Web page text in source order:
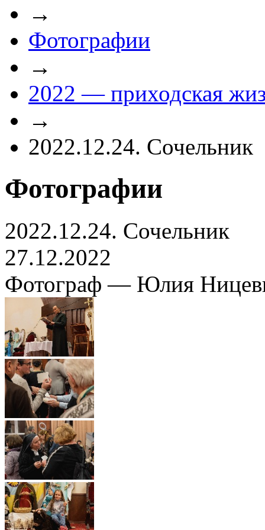
→
Фотографии
→
2022 — приходская
→
2022.12.24. Сочельник
Фотографии
2022.12.24. Сочельник
27.12.2022
Фотограф — Юлия